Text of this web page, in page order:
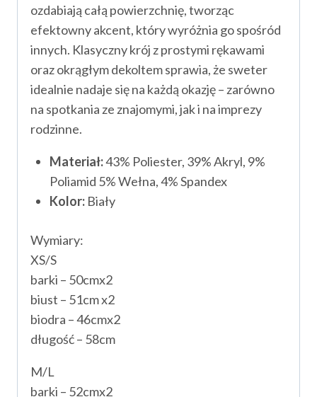
ozdabiają całą powierzchnię, tworząc
efektowny akcent, który wyróżnia go spośród
innych. Klasyczny krój z prostymi rękawami
oraz okrągłym dekoltem sprawia, że sweter
idealnie nadaje się na każdą okazję – zarówno
na spotkania ze znajomymi, jak i na imprezy
rodzinne.
Materiał:43% Poliester, 39% Akryl, 9%
Poliamid 5% Wełna, 4% Spandex
Kolor: Biały
Wymiary:
XS/S
barki – 50cmx2
biust – 51cm x2
biodra – 46cmx2
długość – 58cm
M/L
barki – 52cmx2